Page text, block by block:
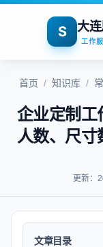
S 大
工作
首页 / 知识库 /
企业定制工
人数、尺寸
更新：
文章目录